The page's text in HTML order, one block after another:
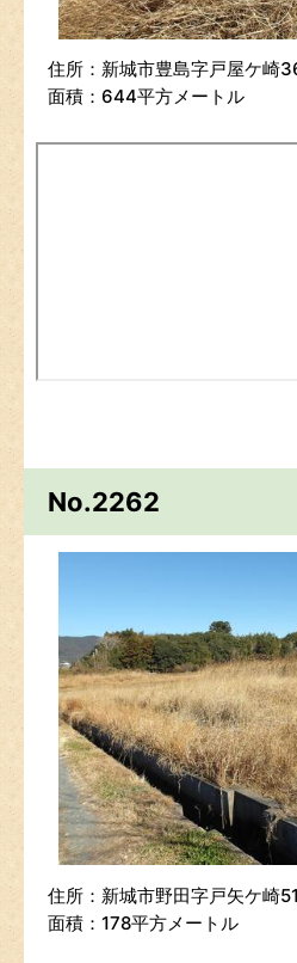
住所：新城市豊島字戸屋ケ崎
面積：644平方メートル
No.2262
住所：新城市野田字戸矢ケ崎51
面積：178平方メートル